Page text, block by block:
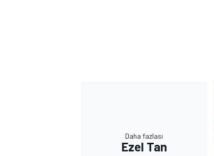
Daha fazlası
Ezel Tan